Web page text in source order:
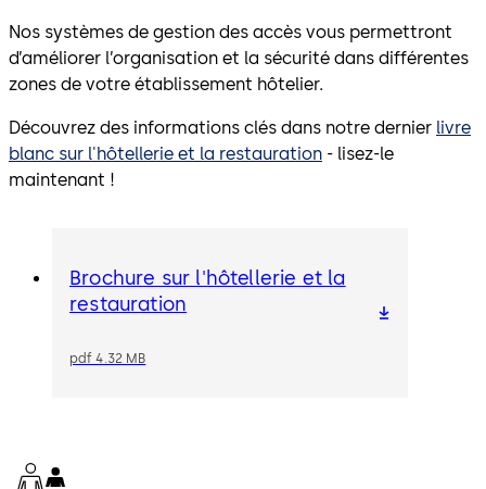
Nos systèmes de gestion des accès vous permettront
d’améliorer l’organisation et la sécurité dans différentes
zones de votre établissement hôtelier.
Découvrez des informations clés dans notre dernier livre
blanc sur l'hôtellerie et la restauration - lisez-le
maintenant !
Brochure sur l'hôtellerie et la
restauration
pdf 4.32 MB